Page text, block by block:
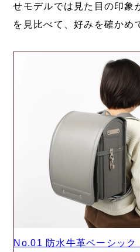
せモデルでは見た目の印象
を見比べて、好みを確かめ
No.01 防水牛革ベーシック